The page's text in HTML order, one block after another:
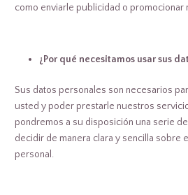
como enviarle publicidad o promocionar
¿Por qué necesitamos usar sus
Sus datos personales son necesarios
usted y poder prestarle nuestros
pondremos a su disposición una serie
decidir de manera clara y sencilla sobre
personal.